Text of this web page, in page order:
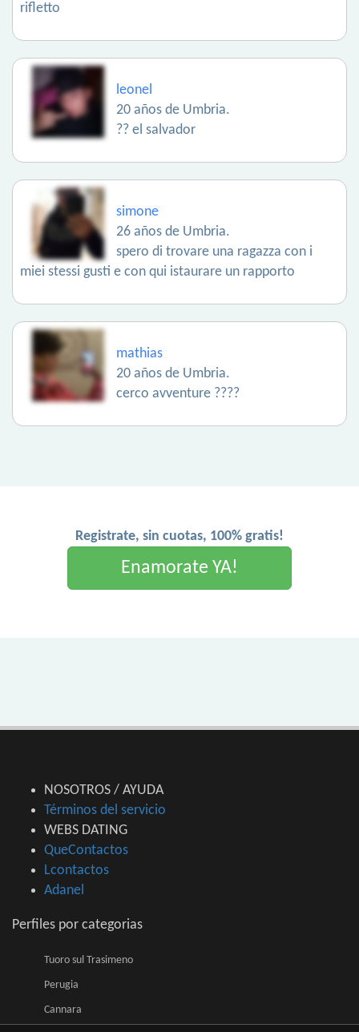
rifletto
leonel
20 años de Umbria.
?? el salvador
simone
26 años de Umbria.
spero di trovare una ragazza con i
miei stessi gusti e con qui istaurare un rapporto
mathias
20 años de Umbria.
cerco avventure ????
Registrate, sin cuotas, 100% gratis!
Enamorate YA!
NOSOTROS / AYUDA
Términos del servicio
WEBS DATING
QueContactos
Lcontactos
Adanel
Perfiles por categorias
Tuoro sul Trasimeno
Perugia
Cannara